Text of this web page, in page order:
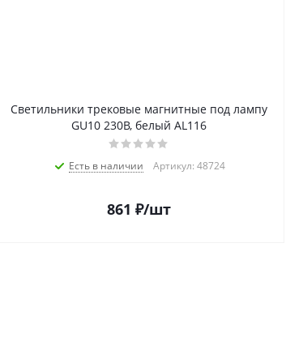
Светильники трековые магнитные под лампу
GU10 230В, белый AL116
Есть в наличии Артикул: 48724
861 ₽/шт